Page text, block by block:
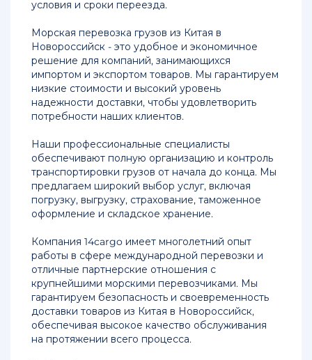
в
Новосибирск
Контейнерные
перевозки
из
Китая
Москву
Перевозка
контейнера
из
Китая
Россию
Доставка
грузов
из
Китая
в
Казань
условия и сроки переезда.
Морская перевозка грузов из Китая в
Новороссийск - это удобное и экономичное
решение для компаний, занимающихся
импортом и экспортом товаров. Мы гарантируем
низкие стоимости и высокий уровень
надежности доставки, чтобы удовлетворить
потребности наших клиентов.
Наши профессиональные специалисты
обеспечивают полную организацию и контроль
транспортировки грузов от начала до конца. Мы
предлагаем широкий выбор услуг, включая
погрузку, выгрузку, страхование, таможенное
оформление и складское хранение.
Компания 14cargo имеет многолетний опыт
работы в сфере международной перевозки и
отличные партнерские отношения с
крупнейшими морскими перевозчиками. Мы
гарантируем безопасность и своевременность
доставки товаров из Китая в Новороссийск,
обеспечивая высокое качество обслуживания
на протяжении всего процесса.